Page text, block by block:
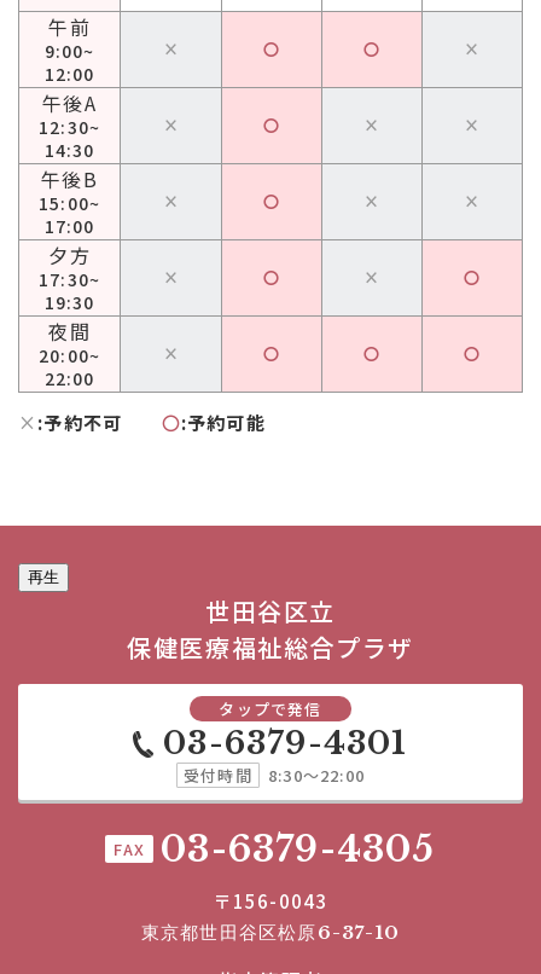
午前
9:00~
12:00
× 〇 〇 ×
午後A
12:30~
14:30
× 〇 × ×
午後B
15:00~
17:00
× 〇 × ×
夕方
17:30~
19:30
× 〇 × 〇
夜間
20:00~
22:00
× 〇 〇 〇
× :予約不可 〇:予約可能
再生
世田谷区立
保健医療福祉総合プラザ
タップで発信
03-6379-4301
受付時間 8:30～22:00
FAX 03-6379-4305
〒156-0043
東京都世田谷区松原6-37-10